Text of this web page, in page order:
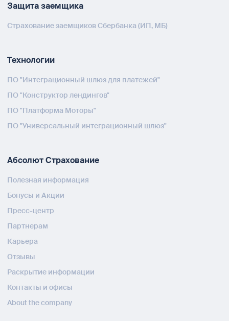
Защита заемщика
Страхование заемщиков Сбербанка (ИП, МБ)
Технологии
ПО "Интеграционный шлюз для платежей"
ПО "Конструктор лендингов"
ПО "Платформа Моторы"
ПО "Универсальный интеграционный шлюз"
Абсолют Страхование
Полезная информация
Бонусы и Акции
Пресс-центр
Партнерам
Карьера
Отзывы
Раскрытие информации
Контакты и офисы
About the company